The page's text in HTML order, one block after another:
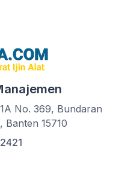
No. 369, Bundaran
Banten 15710